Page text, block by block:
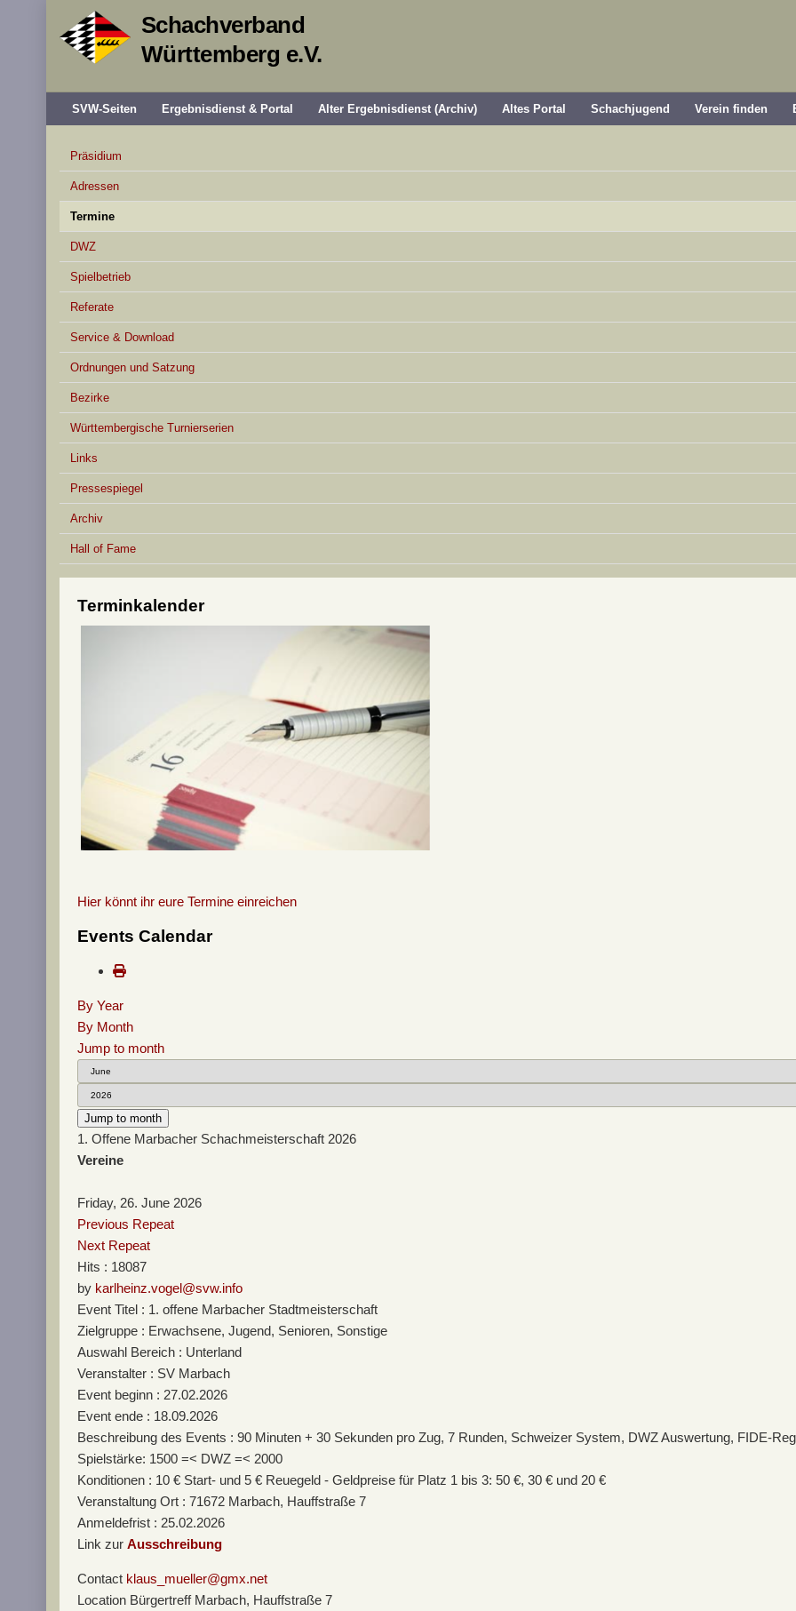
Schachverband
Württemberg e.V.
SVW-Seiten Ergebnisdienst & Portal Alter Ergebnisdienst (Archiv) Altes Portal Schachjugend Verein finden
Präsidium
Adressen
Termine
DWZ
Spielbetrieb
Referate
Service & Download
Ordnungen und Satzung
Bezirke
Württembergische Turnierserien
Links
Pressespiegel
Archiv
Hall of Fame
Terminkalender
Hier könnt ihr eure Termine einreichen
Events Calendar
By Year
By Month
Jump to month
Jump to month
1. Offene Marbacher Schachmeisterschaft 2026
Vereine
Friday, 26. June 2026
Previous Repeat
Next Repeat
Hits : 18087
by karlheinz.vogel@svw.info
Event Titel : 1. offene Marbacher Stadtmeisterschaft
Zielgruppe : Erwachsene, Jugend, Senioren, Sonstige
Auswahl Bereich : Unterland
Veranstalter : SV Marbach
Event beginn : 27.02.2026
Event ende : 18.09.2026
Beschreibung des Events : 90 Minuten + 30 Sekunden pro Zug, 7 Runden, Schweizer System, DWZ Auswertung, FIDE-
Spielstärke: 1500 =< DWZ =< 2000
Konditionen : 10 € Start- und 5 € Reuegeld - Geldpreise für Platz 1 bis 3: 50 €, 30 € und 20 €
Veranstaltung Ort : 71672 Marbach, Hauffstraße 7
Anmeldefrist : 25.02.2026
Link zur Ausschreibung
Contact klaus_mueller@gmx.net
Location Bürgertreff Marbach, Hauffstraße 7